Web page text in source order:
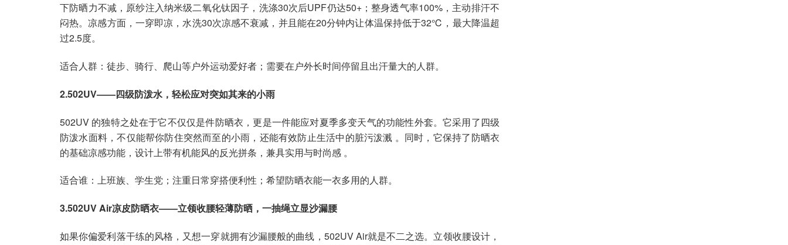
下防晒力不减，原纱注入纳米级二氧化钛因子，洗涤30次后UPF仍达50+；整身透气率100%，主动排汗不
闷热。凉感方面，一穿即凉，水洗30次凉感不衰减，并且能在20分钟内让体温保持低于32℃，最大降温超
过2.5度。
适合人群：徒步、骑行、爬山等户外运动爱好者；需要在户外长时间停留且出汗量大的人群。
2.502UV——四级防泼水，轻松应对突如其来的小雨
502UV 的独特之处在于它不仅仅是件防晒衣，更是一件能应对夏季多变天气的功能性外套。它采用了四级
防泼水面料，不仅能帮你防住突然而至的小雨，还能有效防止生活中的脏污泼溅 。同时，它保持了防晒衣
的基础凉感功能，设计上带有机能风的反光拼条，兼具实用与时尚感 。
适合谁：上班族、学生党；注重日常穿搭便利性；希望防晒衣能一衣多用的人群。
3.502UV Air凉皮防晒衣——立领收腰轻薄防晒，一抽绳立显沙漏腰
如果你偏爱利落干练的风格，又想一穿就拥有沙漏腰般的曲线，502UV Air就是不二之选。立领收腰设计，